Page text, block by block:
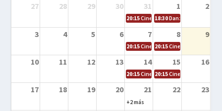
27
28 29 30 31 1 2
20:15Cine en la calle – Cómo
18:30Danza – Cita en el
3 4 5 6 7 8 9
20:15Cine en la calle – El niño y la
20:15Cine en la calle –
10 11 12 13 14 15 16
20:15Cine en la calle – Tortugas
20:15Cine en la calle –
17 18 19 20 21 22 23
+2 más